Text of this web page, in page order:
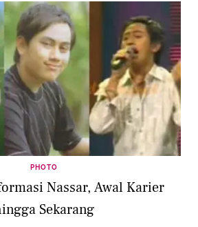
PHOTO
Nassar, Awal Karier
Sekarang